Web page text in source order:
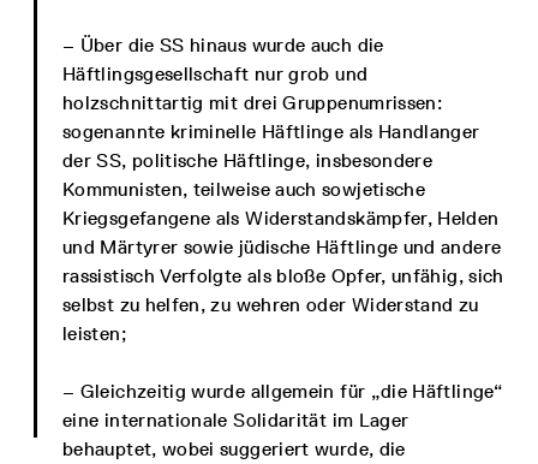
– Über die SS hinaus wurde auch die
Häftlingsgesellschaft nur grob und
holzschnittartig mit drei Gruppenumrissen:
sogenannte kriminelle Häftlinge als Handlanger
der SS, politische Häftlinge, insbesondere
Kommunisten, teilweise auch sowjetische
Kriegsgefangene als Widerstandskämpfer, Helden
und Märtyrer sowie jüdische Häftlinge und andere
rassistisch Verfolgte als bloße Opfer, unfähig, sich
selbst zu helfen, zu wehren oder Widerstand zu
leisten;
– Gleichzeitig wurde allgemein für „die Häftlinge“
eine internationale Solidarität im Lager
behauptet, wobei suggeriert wurde, die